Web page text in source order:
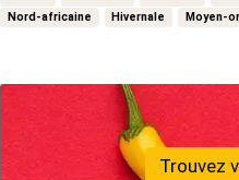
Nord-africaine
Hivernale Moyen-
Trouvez